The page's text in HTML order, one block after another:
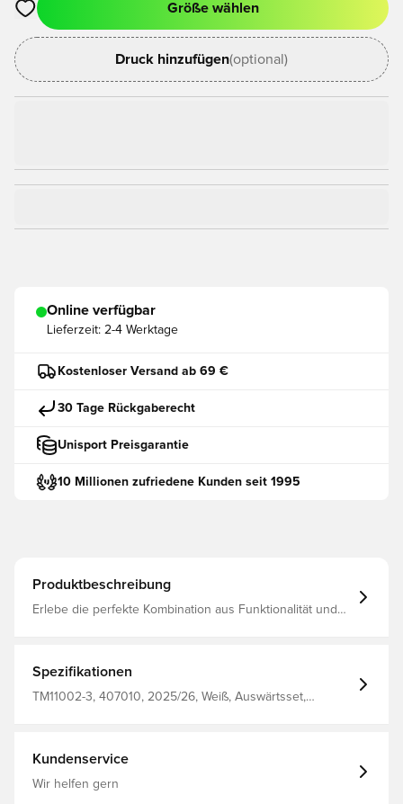
Öffnet ein Fenster zum Anmelden oder Registrieren als
Größe wählen
Druck hinzufügen(optional)
Online verfügbar
Lieferzeit: 2-4 Werktage
Kostenloser Versand ab 69 €
30 Tage Rückgaberecht
Unisport Preisgarantie
10 Millionen zufriedene Kunden seit 1995
Produktbeschreibung
Erlebe die perfekte Kombination aus Funktionalität und
Platz dominierst oder von der Tribüne aus jubelst.
Spezifikationen
TM11002-3, 407010, 2025/26, Weiß, Auswärtsset,
Kundenservice
Wir helfen gern